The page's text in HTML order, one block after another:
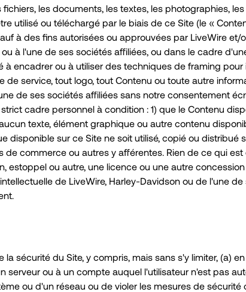
les documents, les textes, les photographies,
utilisé ou téléchargé par le biais de ce Site (le «
à des fins autorisées ou approuvées par LiveWire et/
à l'une de ses sociétés affiliées, ou dans le cadre
encadrer ou à utiliser des techniques de framing
service, tout logo, tout Contenu ou toute autre
de ses sociétés affiliées sans notre consentement
cadre personnel à condition : 1) que le Contenu
texte, élément graphique ou autre contenu
disponible sur ce Site ne soit utilisé, copié ou distribué
de commerce ou autres y afférentes. Rien de ce qui
ou autre, une licence ou une autre
de LiveWire, Harley-Davidson ou de l'une
sécurité du Site, y compris, mais sans s'y limiter, (a)
ou à un compte auquel l'utilisateur n'est pas
ou d'un réseau ou de violer les mesures de